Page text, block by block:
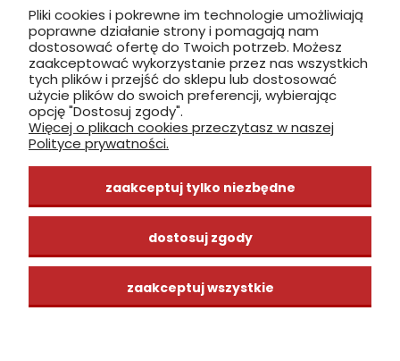
zobacz, jak dojechać
INFORMACJE
ZAKUPY
CENTRUM WIEDZY
Pliki cookies i pokrewne im technologie umożliwiają
poprawne działanie strony i pomagają nam
dostosować ofertę do Twoich potrzeb. Możesz
zaakceptować wykorzystanie przez nas wszystkich
tych plików i przejść do sklepu lub dostosować
użycie plików do swoich preferencji, wybierając
opcję "Dostosuj zgody".
Więcej o plikach cookies przeczytasz w naszej
Polityce prywatności.
zaakceptuj tylko niezbędne
dostosuj zgody
zaakceptuj wszystkie